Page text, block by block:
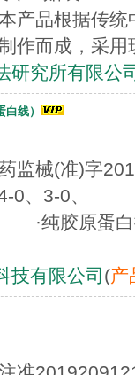
品根据传统
作而成，采用
研究所有限公
线）
药监械(准)字
0、3-0、
胶原蛋白
技有限公司 (产